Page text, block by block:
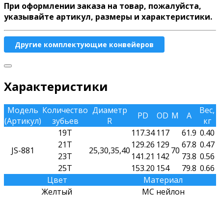
При оформлении заказа на товар, пожалуйста,
указывайте артикул, размеры и характеристики.
Другие комплектующие конвейеров
Характеристики
Модель
(Артикул)
Количество
зубьев
Диаметр
R
PD OD M A
Вес,
кг
JS-881
19T
25,30,35,40
117.34 117
70
61.9 0.40
21T
129.26 129 67.8 0.47
23T
141.21 142 73.8 0.56
25T
153.20 154 79.8 0.66
Цвет
Материал
Желтый
MC нейлон